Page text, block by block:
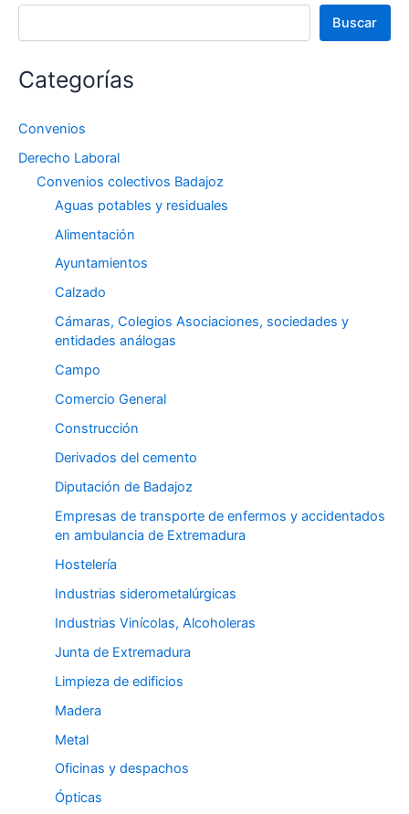
Buscar
Categorías
Convenios
Derecho Laboral
Convenios colectivos Badajoz
Aguas potables y residuales
Alimentación
Ayuntamientos
Calzado
Cámaras, Colegios Asociaciones, sociedades y
entidades análogas
Campo
Comercio General
Construcción
Derivados del cemento
Diputación de Badajoz
Empresas de transporte de enfermos y accidentados
en ambulancia de Extremadura
Hostelería
Industrias siderometalúrgicas
Industrias Vinícolas, Alcoholeras
Junta de Extremadura
Limpieza de edificios
Madera
Metal
Oficinas y despachos
Ópticas